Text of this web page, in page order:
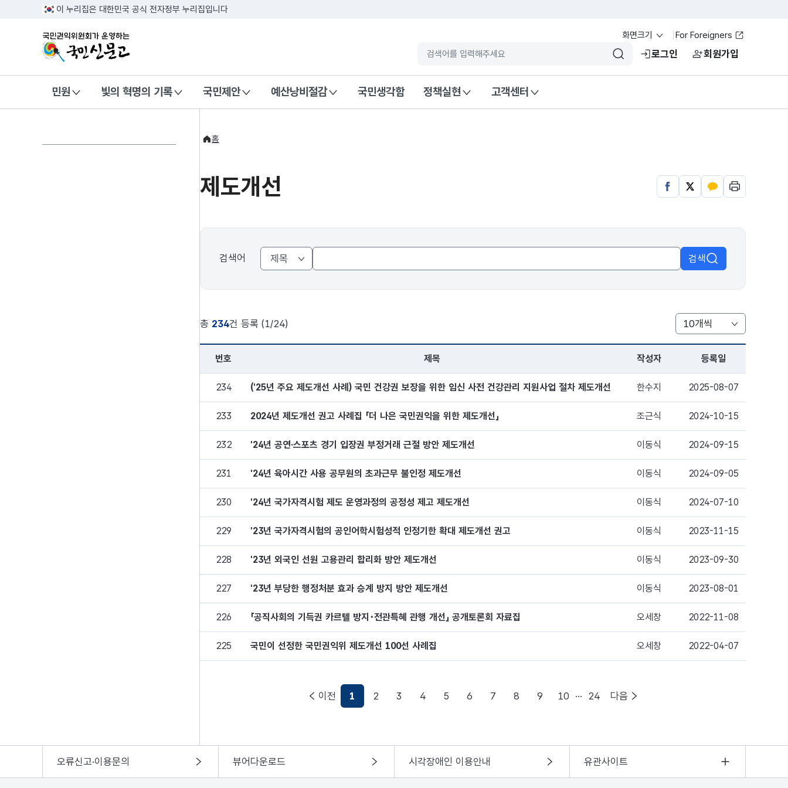
복영역 건너뛰기이 누리집은 대한민국 공식 전자정부 누리집입니다
국민권익위원회가 운영하는 국민신문고 화면크기 For Foreigners
입력 검색어 초기화
검색
로그인 회원가입
민원 빛의 혁명의 기록 국민제안 예산낭비절감 국민생각함 정책실현 고객센터
홈
제도개선
검색어 검색
총 234건 등록 (1/24)
게시판 아이콘 설명
글목록 개수 지정
제도개선 게시판으로, 번호, 제목, 작성자, 등록일로 구분되어 있습니다.
번호 제목 작성자 등록일
234 ('25년 주요 제도개선 사례) 국민 건강권 보장을 위한 임신 사전 건강관리 지원사업 절차 제도개선 한수지 2025-08-07
233 2024년 제도개선 권고 사례집 「더 나은 국민권익을 위한 제도개선」 조근식 2024-10-15
232 '24년 공연·스포츠 경기 입장권 부정거래 근절 방안 제도개선 이동식 2024-09-15
231 '24년 육아시간 사용 공무원의 초과근무 불인정 제도개선 이동식 2024-09-05
230 '24년 국가자격시험 제도 운영과정의 공정성 제고 제도개선 이동식 2024-07-10
229 '23년 국가자격시험의 공인어학시험성적 인정기한 확대 제도개선 권고 이동식 2023-11-15
228 '23년 외국인 선원 고용관리 합리화 방안 제도개선 이동식 2023-09-30
227 '23년 부당한 행정처분 효과 승계 방지 방안 제도개선 이동식 2023-08-01
226 「공직사회의 기득권 카르텔 방지･전관특혜 관행 개선」 공개토론회 자료집 오세창 2022-11-08
225 국민이 선정한 국민권익위 제도개선 100선 사례집 오세창 2022-04-07
1 2 3 4 5 6 7 8 9 10 ··· 24
오류신고·이용문의 뷰어다운로드 시각장애인 이용안내 유관사이트